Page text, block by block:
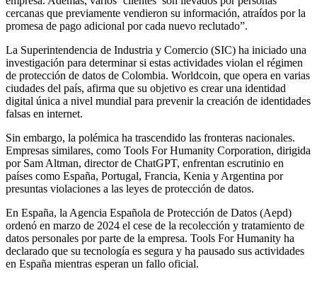
cercanas que previamente vendieron su información, atraídos por la
promesa de pago adicional por cada nuevo reclutado”.
La Superintendencia de Industria y Comercio (SIC) ha iniciado una
investigación para determinar si estas actividades violan el régimen
de protección de datos de Colombia. Worldcoin, que opera en varias
ciudades del país, afirma que su objetivo es crear una identidad
digital única a nivel mundial para prevenir la creación de identidades
falsas en internet.
Sin embargo, la polémica ha trascendido las fronteras nacionales.
Empresas similares, como Tools For Humanity Corporation, dirigida
por Sam Altman, director de ChatGPT, enfrentan escrutinio en
países como España, Portugal, Francia, Kenia y Argentina por
presuntas violaciones a las leyes de protección de datos.
En España, la Agencia Española de Protección de Datos (Aepd)
ordenó en marzo de 2024 el cese de la recolección y tratamiento de
datos personales por parte de la empresa. Tools For Humanity ha
declarado que su tecnología es segura y ha pausado sus actividades
en España mientras esperan un fallo oficial.